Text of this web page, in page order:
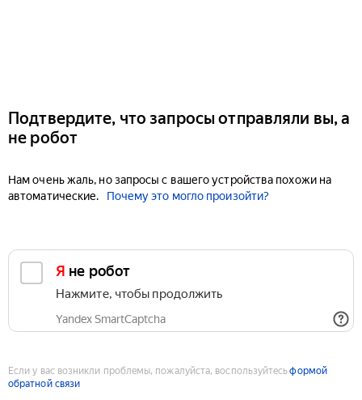
Подтвердите, что запросы отправляли вы, а
не робот
Нам очень жаль, но запросы с вашего устройства похожи на
автоматические.
Почему это могло произойти?
Я не робот
Нажмите, чтобы продолжить
Yandex SmartCaptcha
Если у вас возникли проблемы, пожалуйста, воспользуйтесьформой
обратной связи